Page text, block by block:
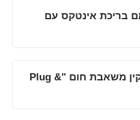
בריכת אינטקס עם
האם אני יכול להתקין משאבת חום "Plug &